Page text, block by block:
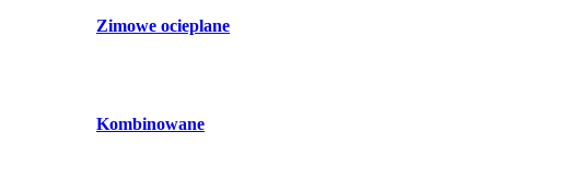
Zimowe ocieplane
Kombinowane